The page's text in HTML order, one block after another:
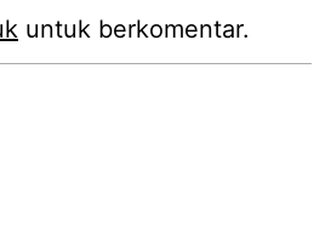
untuk berkomentar.